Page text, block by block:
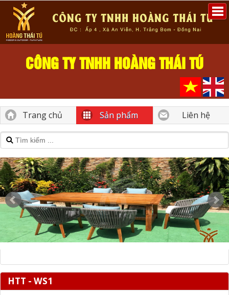
CÔNG TY TNHH HOÀNG THÁI TÚ
Trang chủ Sản phẩm Liên hệ
HTT - WS1